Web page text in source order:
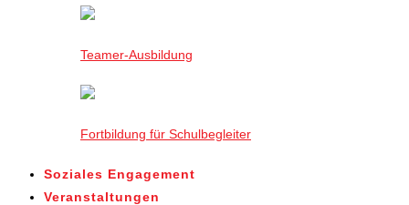
Teamer-Ausbildung
Fortbildung für Schulbegleiter
Soziales Engagement
Veranstaltungen